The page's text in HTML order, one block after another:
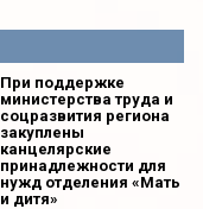
При поддержке
министерства труда и
соцразвития региона
закуплены
канцелярские
принадлежности для
нужд отделения «Мать
и дитя»